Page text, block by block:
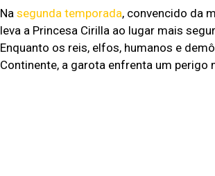
Na segunda temporada, convencido da
leva a Princesa Cirilla ao lugar mais
Enquanto os reis, elfos, humanos e
Continente, a garota enfrenta um perigo